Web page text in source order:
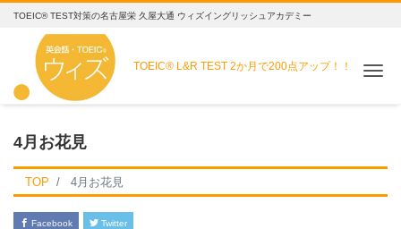
TOEIC® TEST対策の名古屋栄 久屋大通 ウィズイングリッシュアカデミー
TOEIC® L&R TEST2か月で200点アップ！！
4月お花見
TOP 4月お花見
Facebook Twitter